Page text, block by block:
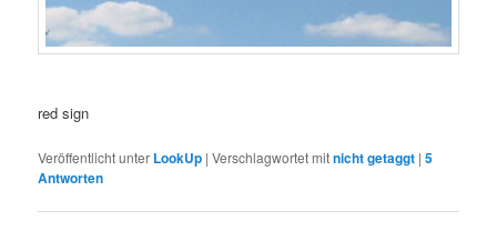
red sign
Veröffentlicht unter LookUp |Verschlagwortet mitnicht getaggt |5
Antworten